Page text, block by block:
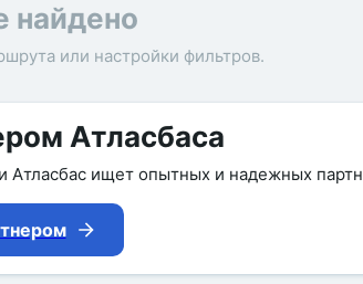
найдено
или настройки фильтров.
Атласбаса
Атласбас ищет опытных и надежных